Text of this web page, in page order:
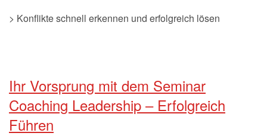
> Konflikte schnell erkennen und erfolgreich lösen
Ihr Vorsprung mit dem Seminar
Coaching Leadership – Erfolgreich
Führen